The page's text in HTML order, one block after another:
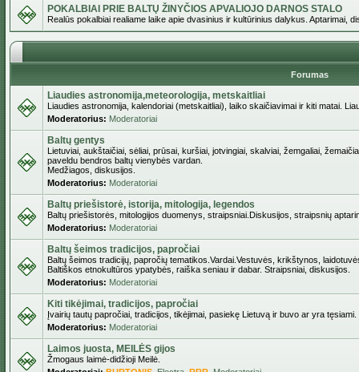
POKALBIAI PRIE BALTŲ ŽINYČIOS APVALIOJO DARNOS STALO
Realūs pokalbiai realiame laike apie dvasinius ir kultūrinius dalykus. Aptarimai,
Forumas
Liaudies astronomija,meteorologija, metskaitliai
Liaudies astronomija, kalendoriai (metskaitliai), laiko skaičiavimai ir kiti matai.
Moderatorius: Moderatoriai
Baltų gentys
Lietuviai, aukštaičiai, sėliai, prūsai, kuršiai, jotvingiai, skalviai, žemgaliai,
paveldu bendros baltų vienybės vardan.
Medžiagos, diskusijos.
Moderatorius: Moderatoriai
Baltų priešistorė, istorija, mitologija, legendos
Baltų priešistorės, mitologijos duomenys, straipsniai.Diskusijos, straipsnių
Moderatorius: Moderatoriai
Baltų šeimos tradicijos, papročiai
Baltų šeimos tradicijų, papročių tematikos.Vardai.Vestuvės, krikštynos,
Baltiškos etnokultūros ypatybės, raiška seniau ir dabar. Straipsniai, diskusijos.
Moderatorius: Moderatoriai
Kiti tikėjimai, tradicijos, papročiai
Įvairių tautų papročiai, tradicijos, tikėjimai, pasiekę Lietuvą ir buvo ar yra tęsiami.
Moderatorius: Moderatoriai
Laimos juosta, MEILĖS gijos
Žmogaus laimė-didžioji Meilė.